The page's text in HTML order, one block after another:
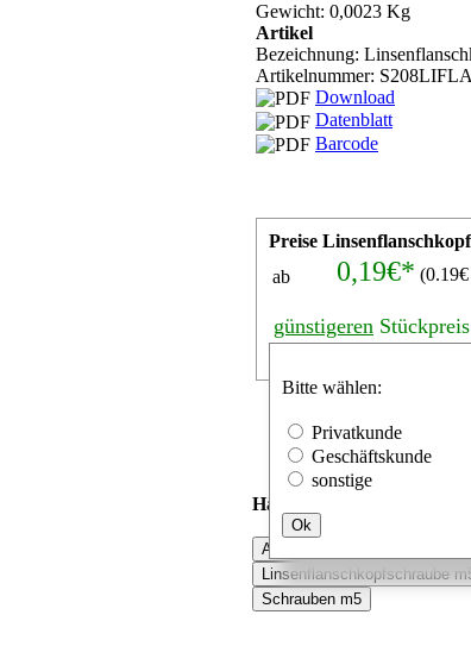
Gewicht: 0,0023 Kg
Artikel
Bezeichnung:
Artikelnummer:
Download
Datenblatt
Barcode
Preise
Bitte wählen:
Privatkunde
Geschäftskunde
sonstige
Ok
ab 0,19€*
günstigeren
Häufig mit
Aluprofile schrauben
Linsenflanschkopfschraube
Schrauben m5